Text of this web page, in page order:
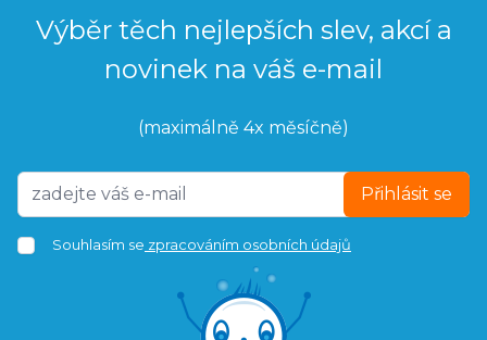
Výběr těch nejlepších slev, akcí a
novinek na váš e-mail
(maximálně 4x měsíčně)
Přihlásit se
Souhlasím se zpracováním osobních údajů